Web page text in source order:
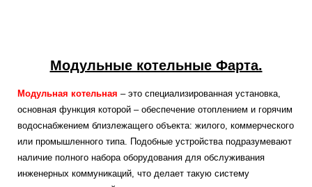
Модульные котельные Фарта.
Модульная котельная – это специализированная установка,
основная функция которой – обеспечение отоплением и горячим
водоснабжением близлежащего объекта: жилого, коммерческого
или промышленного типа. Подобные устройства подразумевают
наличие полного набора оборудования для обслуживания
инженерных коммуникаций, что делает такую систему